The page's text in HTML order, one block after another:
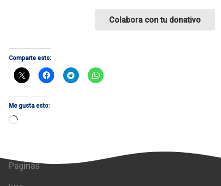
Colabora con tu donativo
Comparte esto:
Me gusta esto:
Cargando...
Páginas